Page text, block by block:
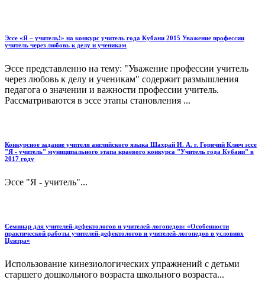
Эссе «Я – учитель!» на конкурс учитель года Кубани 2015 Уважение профессии
учитель через любовь к делу и ученикам
Эссе представленно на тему: "Уважение профессии учитель
через любовь к делу и ученикам" содержит размышления
педагога о значении и важности профессии учитель.
Рассматриваются в эссе этапы становления ...
Конкурсное задание учителя английского языка Шахрай И. А. г. Горячий Ключ эссе
"Я - учитель" муниципального этапа краевого конкурса "Учитель года Кубани" в
2017 году
Эссе "Я - учитель"...
Семинар для учителей-дефектологов и учителей-логопедов: «Особенности
практической работы учителей-дефектологов и учителей-логопедов в условиях
Центра»
Использование кинезиологических упражнений с детьми
старшего дошкольного возраста школьного возраста...